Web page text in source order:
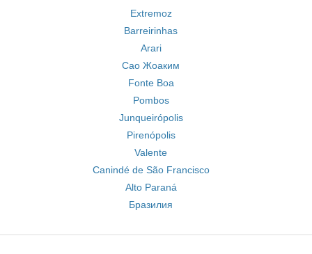
Extremoz
Barreirinhas
Arari
Сао Жоаким
Fonte Boa
Pombos
Junqueirópolis
Pirenópolis
Valente
Canindé de São Francisco
Alto Paraná
Бразилия